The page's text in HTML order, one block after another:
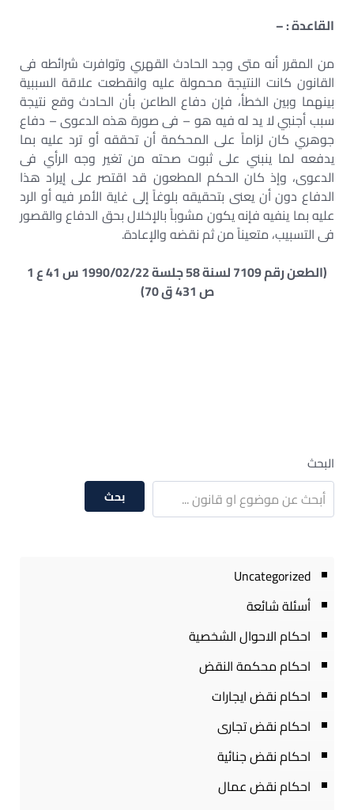
القاعدة : –
من المقرر أنه متى وجد الحادث القهري وتوافرت شرائطه فى
القانون كانت النتيجة محمولة عليه وانقطعت علاقة السببية
بينهما وبين الخطأ، فإن دفاع الطاعن بأن الحادث وقع نتيجة
سبب أجنبي لا يد له فيه هو – فى صورة هذه الدعوى – دفاع
جوهري كان لزاماً على المحكمة أن تحققه أو ترد عليه بما
يدفعه لما ينبني على ثبوت صحته من تغير وجه الرأي فى
الدعوى، وإذ كان الحكم المطعون قد اقتصر على إيراد هذا
الدفاع دون أن يعنى بتحقيقه بلوغاً إلى غاية الأمر فيه أو الرد
عليه بما ينفيه فإنه يكون مشوباً بالإخلال بحق الدفاع والقصور
فى التسبيب، متعيناً من ثم نقضه والإعادة.
(الطعن رقم 7109 لسنة 58 جلسة 1990/02/22 س 41 ع 1
ص 431 ق 70)
البحث
بحث
Uncategorized
أسئلة شائعة
احكام الاحوال الشخصية
احكام محكمة النقض
احكام نقض ايجارات
احكام نقض تجارى
احكام نقض جنائية
احكام نقض عمال